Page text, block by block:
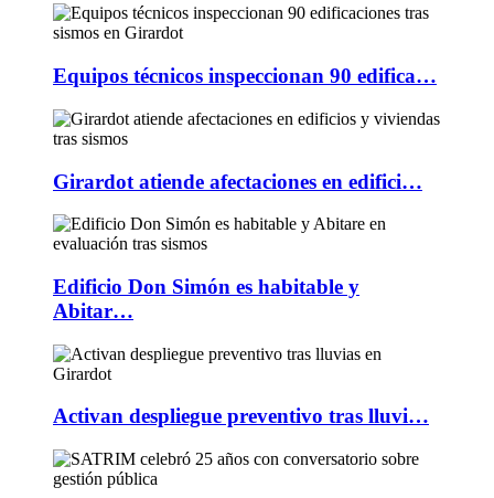
Equipos técnicos inspeccionan 90 edifica…
Girardot atiende afectaciones en edifici…
Edificio Don Simón es habitable y
Abitar…
Activan despliegue preventivo tras lluvi…